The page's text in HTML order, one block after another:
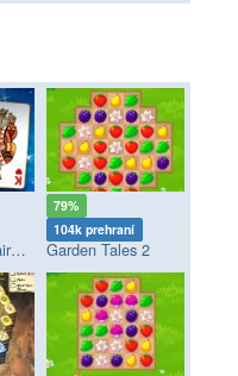
Microsoft Solitaire Collection
79%
104k prehraní
Garden Tales 2